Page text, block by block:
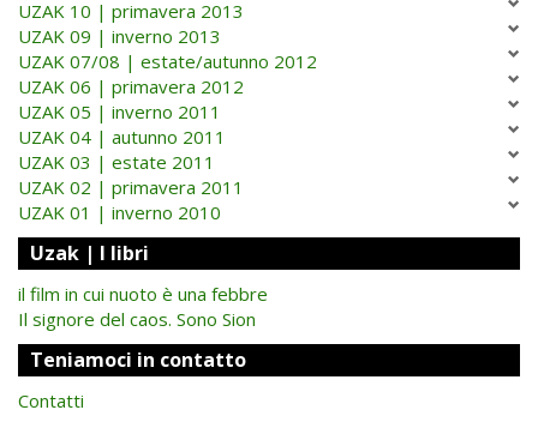
UZAK 10 | primavera 2013
UZAK 09 | inverno 2013
UZAK 07/08 | estate/autunno 2012
UZAK 06 | primavera 2012
UZAK 05 | inverno 2011
UZAK 04 | autunno 2011
UZAK 03 | estate 2011
UZAK 02 | primavera 2011
UZAK 01 | inverno 2010
Uzak | I libri
il film in cui nuoto è una febbre
Il signore del caos. Sono Sion
Teniamoci in contatto
Contatti